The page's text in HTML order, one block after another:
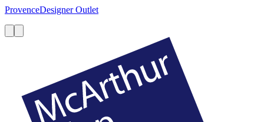
ProvenceDesigner Outlet